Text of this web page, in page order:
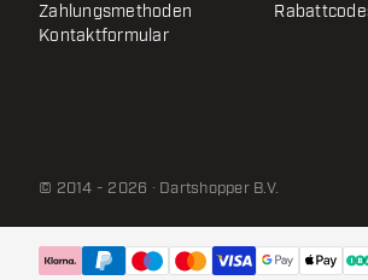
Versendet innerhalb von 24
Zahlungsmethoden
Kontaktformular
© 2014 - 2026 · Dartshopper B.V.